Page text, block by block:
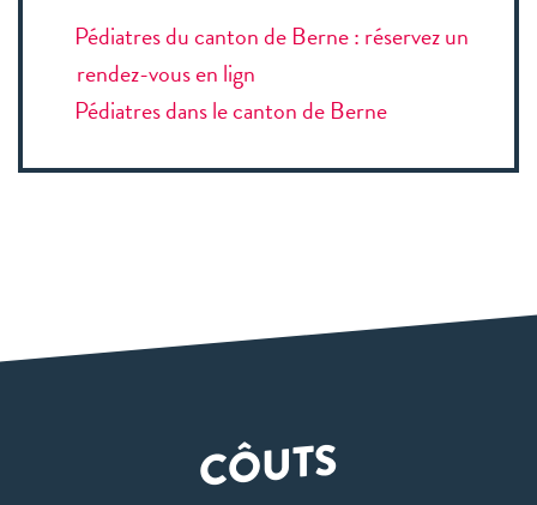
Pédiatres du canton de Berne : réservez un
rendez-vous en lign
Pédiatres dans le canton de Berne
CÔUTS